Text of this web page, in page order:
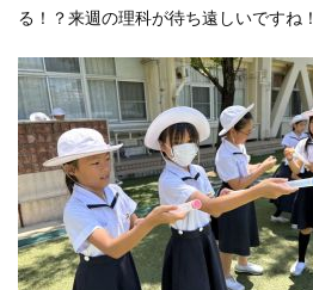
る！？来週の理科が待ち遠しいですね！